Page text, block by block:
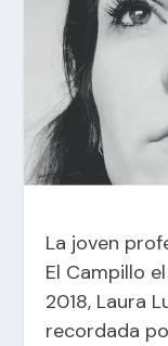
La joven
El Campillo
2018, Laura
recordada